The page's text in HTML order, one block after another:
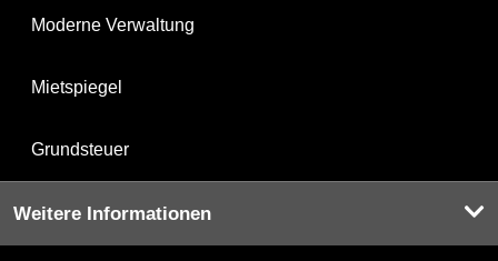
Moderne Verwaltung
Mietspiegel
Grundsteuer
Weitere Informationen